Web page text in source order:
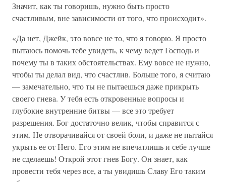
Значит, как ты говоришь, нужно быть просто
счастливым, вне зависимости от того, что происходит».
«Да нет, Джейк, это вовсе не то, что я говорю. Я просто
пытаюсь помочь тебе увидеть, к чему ведет Господь и
почему ты в таких обстоятельствах. Ему вовсе не нужно,
чтобы ты делал вид, что счастлив. Больше того, я считаю
— замечательно, что ты не пытаешься даже прикрыть
своего гнева. У тебя есть откровенные вопросы и
глубокие внутренние битвы — все это требует
разрешения. Бог достаточно велик, чтобы справится с
этим. Не отворачивайся от своей боли, и даже не пытайся
укрыть ее от Него. Его этим не впечатлишь и себе лучше
не сделаешь! Открой этот гнев Богу. Он знает, как
провести тебя через все, а ты увидишь Славу Его таким